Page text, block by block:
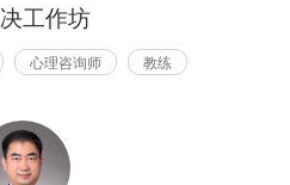
工作坊
心理咨询师 教练